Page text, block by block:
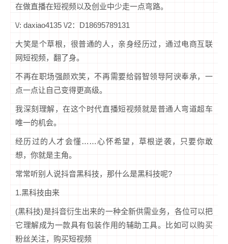
在做直播在短视频以及创业中少走一点弯路。
\/: daxiao4135 \/2：D18695789131
大笑是个草根，很普通的人，亲身经历过，通过电商互联
网短视频，翻了身。
不再在职场强颜欢笑，不再需要给弱智领导阿谀奉承，一
点一点让自己变得更高级。
我深刻理解，在这个时代直播短视频就是普通人弯道超车
唯一的机会。
经历过的人才会懂……心怀希望，草根逆袭，只要你敢
想，你就是主角。
常常听别人说抖音黑科技，那什么是黑科技呢?
1.黑科技由来
(黑科技)是抖音衍生出来的一种全新供需业务，各位可以把
它理解成为一款具有包装作用的辅助工具。比如可以购买
粉丝关注，购买短视频